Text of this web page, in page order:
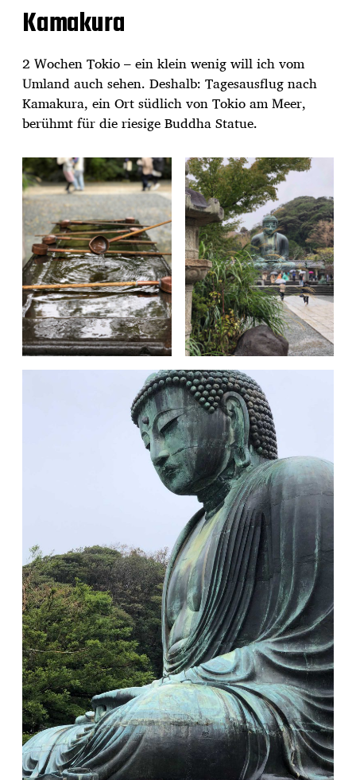
Kamakura
2 Wochen Tokio – ein klein wenig will ich vom
Umland auch sehen. Deshalb: Tagesausflug nach
Kamakura, ein Ort südlich von Tokio am Meer,
berühmt für die riesige Buddha Statue.